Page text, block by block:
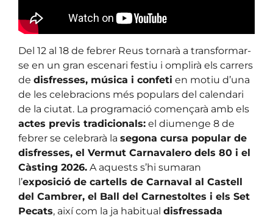
Del 12 al 18 de febrer Reus tornarà a transformar-
se en un gran escenari festiu i omplirà els carrers
de disfresses, música i confeti en motiu d’una
de les celebracions més populars del calendari
de la ciutat. La programació començarà amb els
actes previs tradicionals: el diumenge 8 de
febrer se celebrarà la segona cursa popular de
disfresses, el Vermut Carnavalero dels 80 i el
Càsting 2026. A aquests s’hi sumaran
l’exposició de cartells de Carnaval al Castell
del Cambrer, el Ball del Carnestoltes i els Set
Pecats, així com la ja habitual disfressada